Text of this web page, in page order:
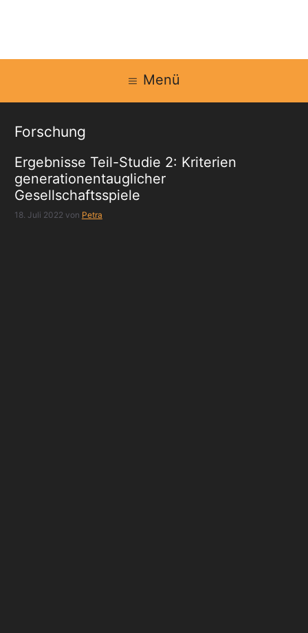
Menü
Forschung
Ergebnisse Teil-Studie 2: Kriterien
generationentauglicher
Gesellschaftsspiele
18. Juli 2022 von Petra